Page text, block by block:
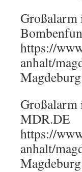
Großalarm
https://
anhalt/
Großalarm
MDR.DE
https://
anhalt/